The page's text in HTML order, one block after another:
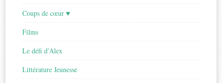
Coups de cœur ♥
Films
Le défi d'Alex
Littérature Jeunesse